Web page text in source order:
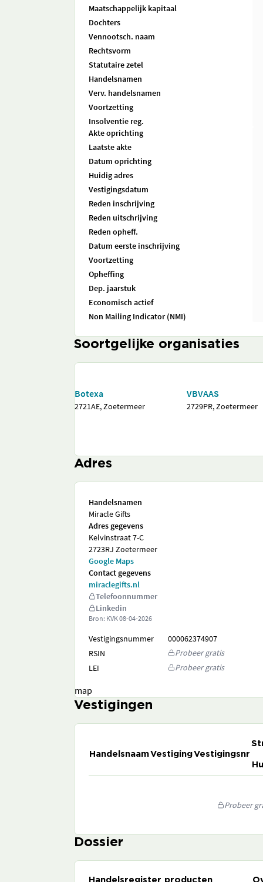
Maatschappelijk kapitaal
Dochters
Vennootsch. naam
Rechtsvorm
Statutaire zetel
Handelsnamen
Verv. handelsnamen
Voortzetting
Insolventie reg.
Akte oprichting
Laatste akte
Datum oprichting
Huidig adres
Vestigingsdatum
Reden inschrijving
Reden uitschrijving
Reden opheff.
Datum eerste inschrijving
Voortzetting
Opheffing
Dep. jaarstuk
Economisch actief
Non Mailing Indicator (NMI)
Soortgelijke organisaties
Botexa
2721AE, Zoetermeer
VBVAAS
2729PR, Zoetermeer
Adres
Handelsnamen
Miracle Gifts
Adres gegevens
Kelvinstraat 7-C
2723RJ Zoetermeer
Google Maps
Contact gegevens
miraclegifts.nl
Telefoonnummer
Linkedin
Bron: KVK08-04-2026
Vestigingsnummer
000062374907
RSIN
Probeer gratis
LEI
Probeer gratis
map
Vestigingen
HandelsnaamVestigingVestigingsnr
Probeer
Dossier
Handelsregister producten